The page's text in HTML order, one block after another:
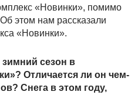
«Новинки», помимо
этом нам рассказали
«Новинки».
сезон в
Отличается ли он чем-
Снега в этом году,